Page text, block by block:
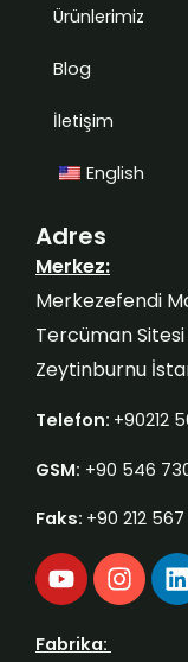
Ürünlerimiz
Blog
İletişim
English
Adres
Merkez:
Merkezefendi
Tercüman
Zeytinburnu
Telefon: +90212
GSM: +90 546
Faks: +90 212 567
Y
o
u
t
I
n
s
L
i
n
Fabrika: